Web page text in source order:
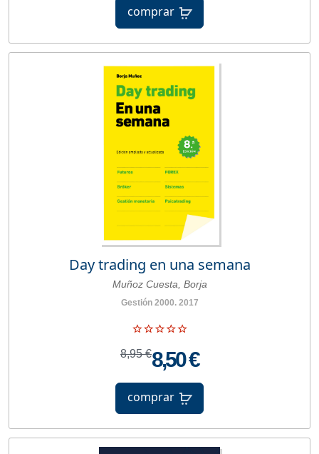
comprar
Day trading en una semana
Muñoz Cuesta, Borja
Gestión 2000. 2017
8,95 €8,50 €
comprar